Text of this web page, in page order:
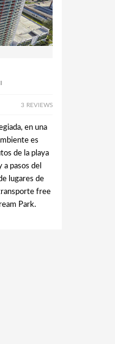
3 REVIEWS
en una
es
de la playa
pasos del
lugares de
free
Park.